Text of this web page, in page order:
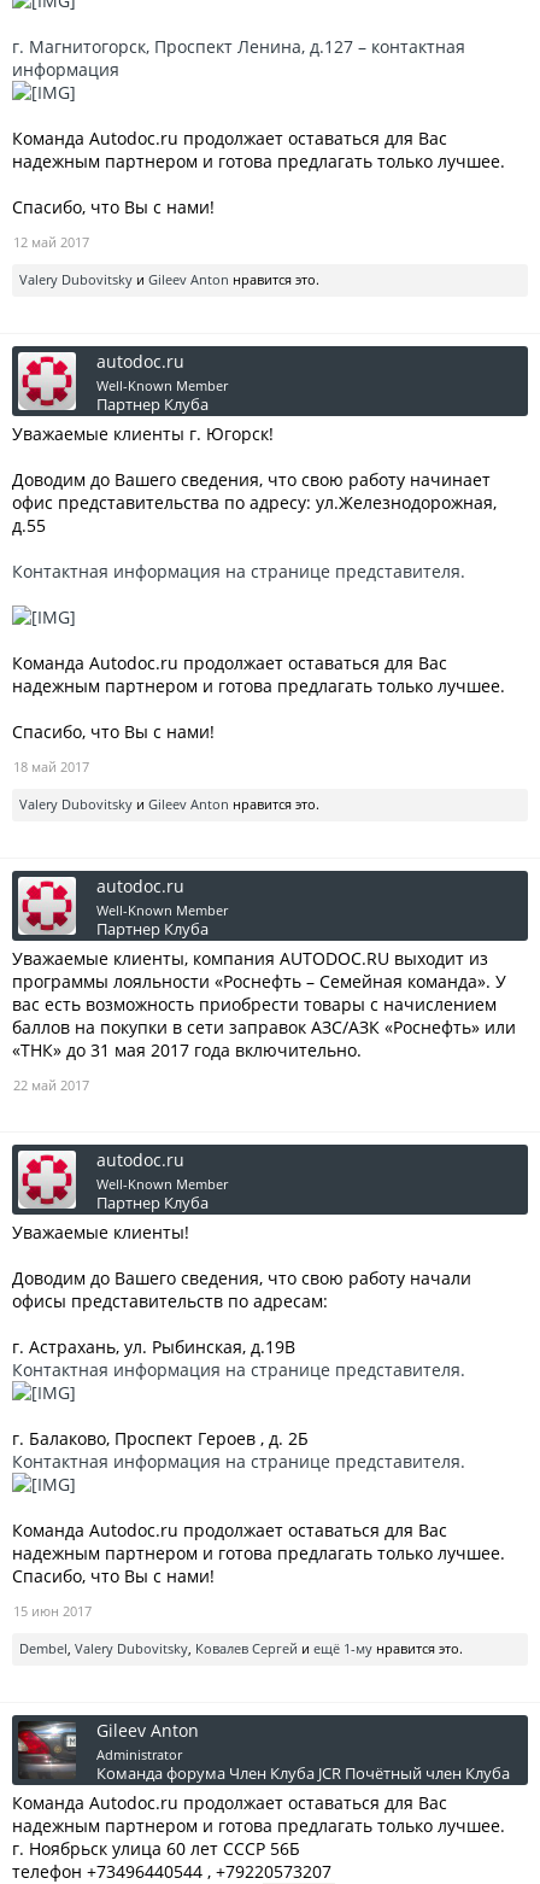
г. Магнитогорск, Проспект Ленина, д.127 – контактная
информация
Команда Autodoc.ru продолжает оставаться для Вас
надежным партнером и готова предлагать только лучшее.
Спасибо, что Вы с нами!
12 май 2017
Valery Dubovitsky и Gileev Anton нравится это.
autodoc.ru
Well-Known Member
Партнер Клуба
Уважаемые клиенты г. Югорск!
Доводим до Вашего сведения, что свою работу начинает
офис представительства по адресу: ул.Железнодорожная,
д.55
Контактная информация на странице представителя.
Команда Autodoc.ru продолжает оставаться для Вас
надежным партнером и готова предлагать только лучшее.
Спасибо, что Вы с нами!
18 май 2017
Valery Dubovitsky и Gileev Anton нравится это.
autodoc.ru
Well-Known Member
Партнер Клуба
Уважаемые клиенты, компания AUTODOC.RU выходит из
программы лояльности «Роснефть – Семейная команда». У
вас есть возможность приобрести товары с начислением
баллов на покупки в сети заправок АЗС/АЗК «Роснефть» или
«ТНК» до 31 мая 2017 года включительно.
22 май 2017
autodoc.ru
Well-Known Member
Партнер Клуба
Уважаемые клиенты!
Доводим до Вашего сведения, что свою работу начали
офисы представительств по адресам:
г. Астрахань, ул. Рыбинская, д.19В
Контактная информация на странице представителя.
г. Балаково, Проспект Героев , д. 2Б
Контактная информация на странице представителя.
Команда Autodoc.ru продолжает оставаться для Вас
надежным партнером и готова предлагать только лучшее.
Спасибо, что Вы с нами!
15 июн 2017
Dembel, Valery Dubovitsky, Ковалев Сергей и ещё 1-му нравится это.
Gileev Anton
Administrator
Команда форума Член Клуба JCR Почётный член Клуба
Команда Autodoc.ru продолжает оставаться для Вас
надежным партнером и готова предлагать только лучшее.
г. Ноябрьск улица 60 лет СССР 56Б
телефон +73496440544 , +79220573207